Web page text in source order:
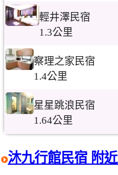
輕井澤民宿
1.3公里
察理之家民宿
1.4公里
星星跳浪民宿
1.64公里
沐九行館民宿 附